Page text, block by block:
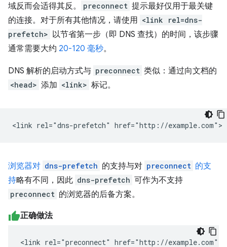
域反而会适得其反。
preconnect 提示最好仅用于最关键
的连接。对于所有其他情况，请使用 <link rel=dns-
prefetch> 以节省第一步（即 DNS 查找）的时间，该步骤
通常需要大约 20-120 毫秒。
DNS 解析的启动方式与 preconnect 类似：通过向文档的
<head> 添加 <link> 标记。
浏览器对 dns-prefetch 的支持与对 preconnect 的支
持略有不同，因此 dns-prefetch 可作为不支持
preconnect 的浏览器的后备方案。
正确做法
<link rel="preconnect" href="http://example.com">